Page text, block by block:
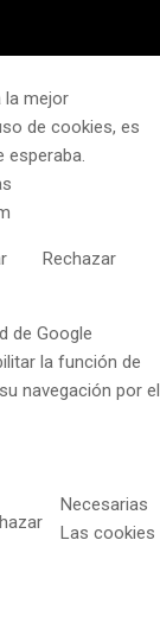
la mejor
de cookies, es
esperaba.
Rechazar
de Google
la función de
navegación por el
Necesarias
Las cookies